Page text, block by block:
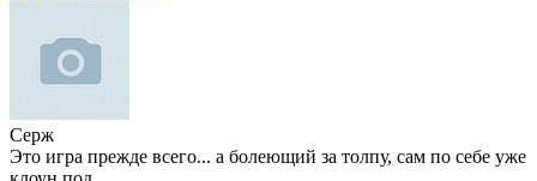
Серж
Это игра прежде всего... а болеющий за толпу, сам по себе уже